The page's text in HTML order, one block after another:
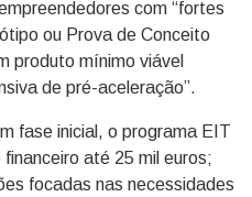
com “fortes
ou Prova de Conceito
produto mínimo viável
de pré-aceleração”.
fase inicial, o programa EIT
até 25 mil euros;
focadas nas necessidades